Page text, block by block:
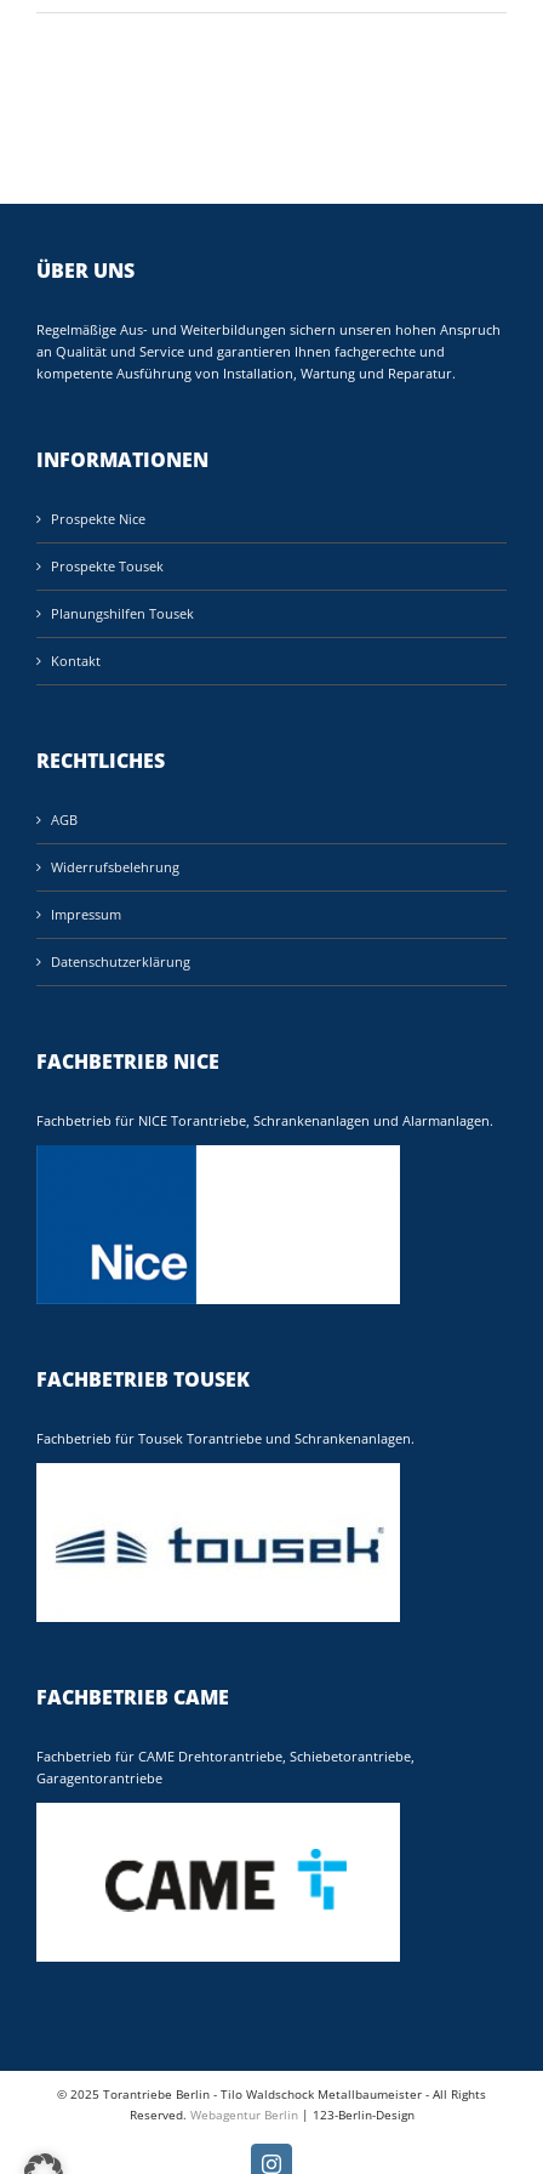
ÜBER UNS
Regelmäßige Aus- und Weiterbildungen sichern unseren hohen Anspruch
an Qualität und Service und garantieren Ihnen fachgerechte und
kompetente Ausführung von Installation, Wartung und Reparatur.
INFORMATIONEN
Prospekte Nice
Prospekte Tousek
Planungshilfen Tousek
Kontakt
RECHTLICHES
AGB
Widerrufsbelehrung
Impressum
Datenschutzerklärung
FACHBETRIEB NICE
Fachbetrieb für NICE Torantriebe, Schrankenanlagen und Alarmanlagen.
FACHBETRIEB TOUSEK
Fachbetrieb für Tousek Torantriebe und Schrankenanlagen.
FACHBETRIEB CAME
Fachbetrieb für CAME Drehtorantriebe, Schiebetorantriebe,
Garagentorantriebe
© 2025 Torantriebe Berlin - Tilo Waldschock Metallbaumeister - All Rights
Reserved. Webagentur Berlin| 123-Berlin-Design